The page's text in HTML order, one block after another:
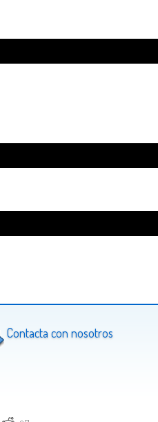
Contacta con nosotros